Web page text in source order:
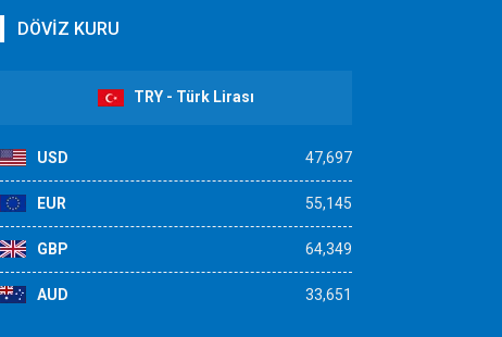
DÖVİZ KURU
TRY - Türk Lirası
USD 47,697
EUR 55,145
GBP 64,349
AUD 33,651